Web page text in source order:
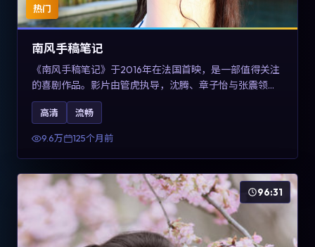
热门
南风手稿笔记
《南风手稿笔记》于2016年在法国首映，是一部值得关注
的喜剧作品。影片由管虎执导，沈腾、章子怡与张震领衔
出演。剧情通过回忆与现实交错呈现记忆的可塑性，整体
完成度高，适合希望了解法国喜剧类型创作的观众在线观
高清 流畅
9.6万 125个月前
96:31